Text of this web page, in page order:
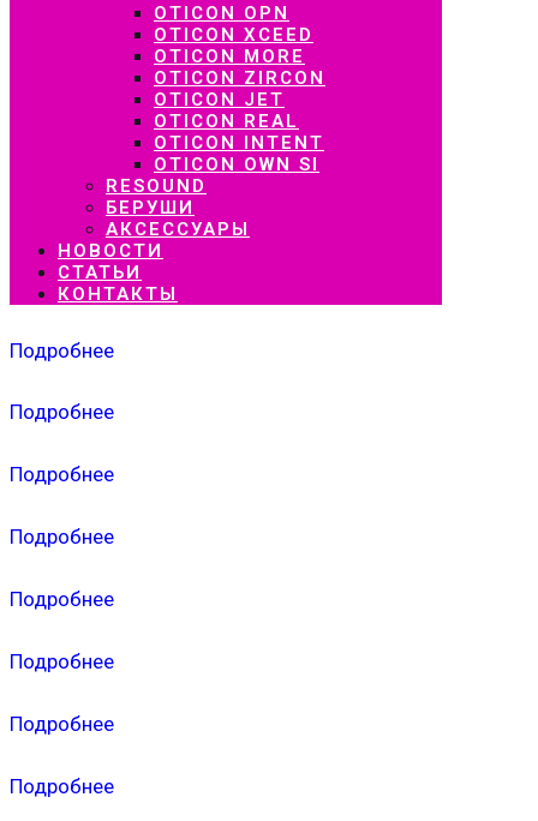
OTICON OPN
OTICON XCEED
OTICON MORE
OTICON ZIRCON
OTICON JET
OTICON REAL
OTICON INTENT
OTICON OWN SI
RESOUND
БЕРУШИ
АКСЕССУАРЫ
НОВОСТИ
СТАТЬИ
КОНТАКТЫ
Подробнее
Подробнее
Подробнее
Подробнее
Подробнее
Подробнее
Подробнее
Подробнее